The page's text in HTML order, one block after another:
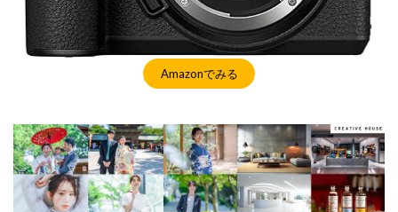
Amazonでみる